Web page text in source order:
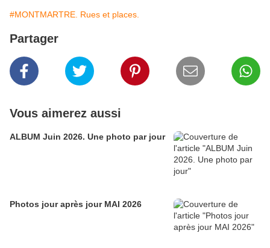
#MONTMARTRE. Rues et places.
Partager
Vous aimerez aussi
ALBUM Juin 2026. Une photo par jour
Photos jour après jour MAI 2026